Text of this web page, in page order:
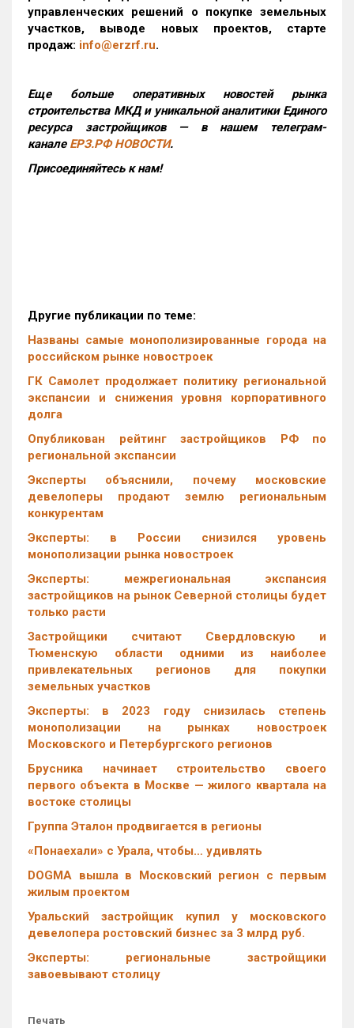
управленческих решений о покупке земельных
участков, выводе новых проектов, старте
продаж: info@erzrf.ru.
Еще больше оперативных новостей рынка
строительства МКД и уникальной аналитики Единого
ресурса застройщиков — в нашем телеграм-
канале ЕРЗ.РФ НОВОСТИ.
Присоединяйтесь к нам!
Другие публикации по теме:
Названы самые монополизированные города на
российском рынке новостроек
ГК Самолет продолжает политику региональной
экспансии и снижения уровня корпоративного
долга
Опубликован рейтинг застройщиков РФ по
региональной экспансии
Эксперты объяснили, почему московские
девелоперы продают землю региональным
конкурентам
Эксперты: в России снизился уровень
монополизации рынка новостроек
Эксперты: межрегиональная экспансия
застройщиков на рынок Северной столицы будет
только расти
Застройщики считают Свердловскую и
Тюменскую области одними из наиболее
привлекательных регионов для покупки
земельных участков
Эксперты: в 2023 году снизилась степень
монополизации на рынках новостроек
Московского и Петербургского регионов
Брусника начинает строительство своего
первого объекта в Москве — жилого квартала на
востоке столицы
Группа Эталон продвигается в регионы
«Понаехали» с Урала, чтобы… удивлять
DOGMA вышла в Московский регион с первым
жилым проектом
Уральский застройщик купил у московского
девелопера ростовский бизнес за 3 млрд руб.
Эксперты: региональные застройщики
завоевывают столицу
Печать